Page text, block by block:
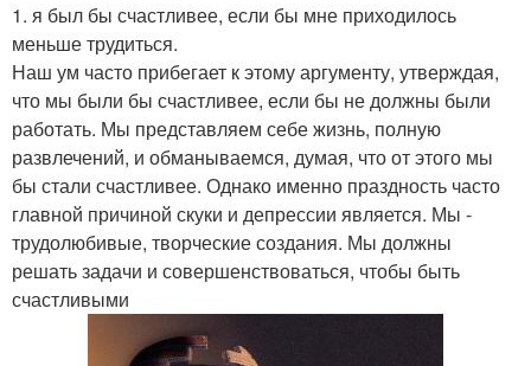
1. я был бы счастливее, если бы мне приходилось
меньше трудиться.
Наш ум часто прибегает к этому аргументу, утверждая,
что мы были бы счастливее, если бы не должны были
работать. Мы представляем себе жизнь, полную
развлечений, и обманываемся, думая, что от этого мы
бы стали счастливее. Однако именно праздность часто
главной причиной скуки и депрессии является. Мы -
трудолюбивые, творческие создания. Мы должны
решать задачи и совершенствоваться, чтобы быть
счастливыми